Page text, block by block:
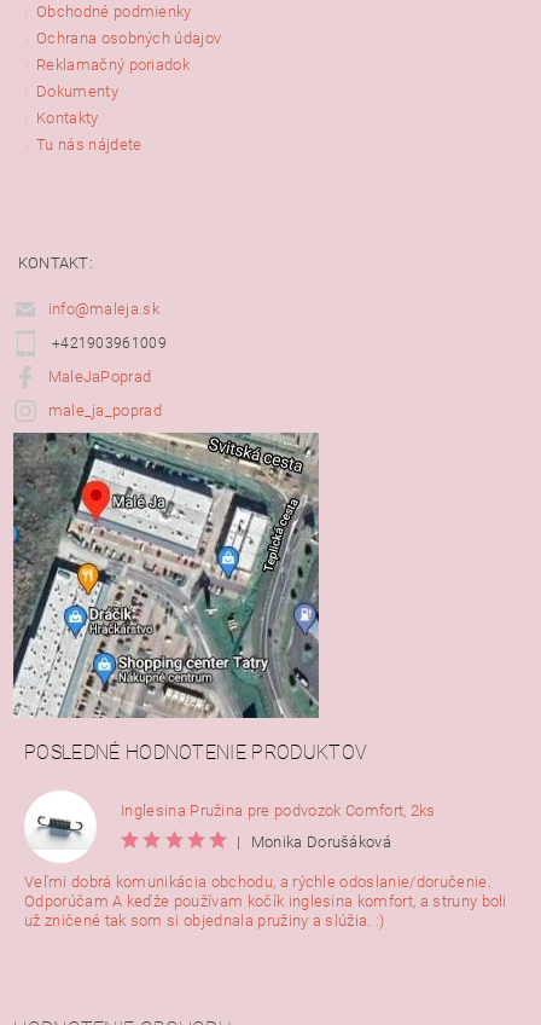
Obchodné podmienky
Ochrana osobných údajov
Reklamačný poriadok
Dokumenty
Kontakty
Tu nás nájdete
KONTAKT:
info@maleja.sk
+421903961009
MaleJaPoprad
male_ja_poprad
POSLEDNÉ HODNOTENIE PRODUKTOV
Inglesina Pružina pre podvozok Comfort, 2ks
|
Monika Dorušáková
Veľmi dobrá komunikácia obchodu, a rýchle odoslanie/doručenie.
Odporúčam A keďže používam kočík inglesina komfort, a struny boli
už zničené tak som si objednala pružiny a slúžia. :)